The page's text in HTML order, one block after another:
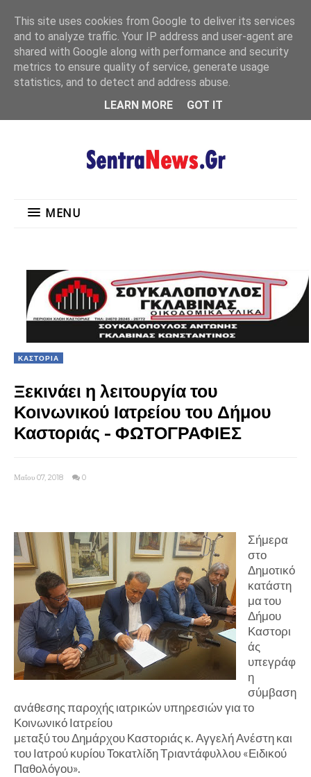
MENU
MENU
ΚΑΣΤΟΡΙΑ
Ξεκινάει η λειτουργία του
Κοινωνικού Ιατρείου του Δήμου
Καστοριάς - ΦΩΤΟΓΡΑΦΙΕΣ
Μαΐου 07, 2018 0
Σήμερα
στο
Δημοτικό
κατάστη
μα του
Δήμου
Καστορι
άς
υπεγράφ
η
σύμβαση
ανάθεσης παροχής ιατρικών υπηρεσιών για το
Κοινωνικό Ιατρείου
μεταξύ του Δημάρχου Καστοριάς κ. Αγγελή Ανέστη και
του Ιατρού κυρίου Τοκατλίδη Τριαντάφυλλου «Ειδικού
Παθολόγου».
This site uses cookies from Google to deliver its services
and to analyze traffic. Your IP address and user-agent are
shared with Google along with performance and security
metrics to ensure quality of service, generate usage
statistics, and to detect and address abuse.
LEARN MORE
GOT IT